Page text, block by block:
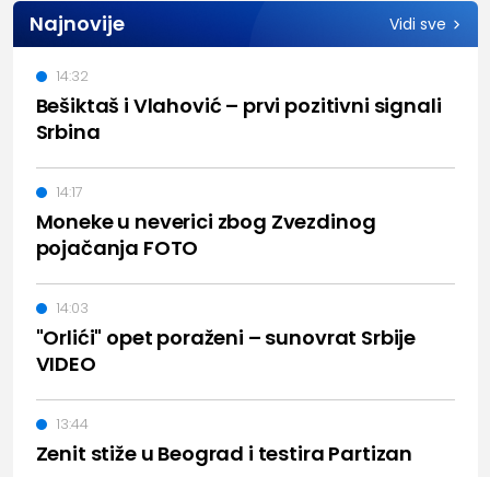
Najnovije Vidi sve
Bešiktaš i Vlahović – prvi pozitivni signali
Srbina
14:32
Moneke u neverici zbog Zvezdinog
pojačanja FOTO
14:17
"Orlići" opet poraženi – sunovrat Srbije
VIDEO
14:03
Zenit stiže u Beograd i testira Partizan
13:44